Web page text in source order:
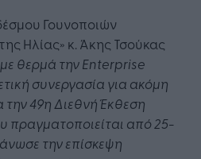
Γουνοποιών
Ηλίας» κ. Άκης Τσούκας
θερμά τηνEnterprise
συνεργασία για ακόμη
την 49η Διεθνή Έκθεση
πραγματοποιείται από 25-
την επίσκεψη